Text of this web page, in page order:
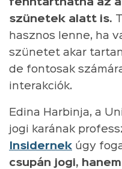
fenntarthatná az
szünetek alatt is.
hasznos lenne, ha
szünetet akar
de fontosak
interakciók.
Edina Harbinja, a
jogi karának
Insidernek úgy
csupán jogi,